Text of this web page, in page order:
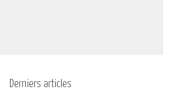
Derniers articles